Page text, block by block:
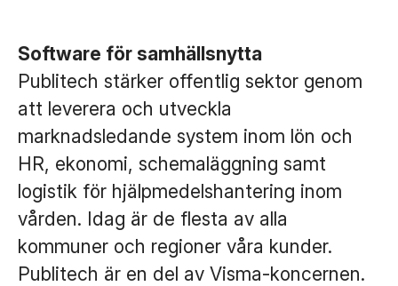
Software för samhällsnytta
Publitech stärker offentlig sektor genom
att leverera och utveckla
marknadsledande system inom lön och
HR, ekonomi, schemaläggning samt
logistik för hjälpmedelshantering inom
vården. Idag är de flesta av alla
kommuner och regioner våra kunder.
Publitech är en del av Visma-koncernen.